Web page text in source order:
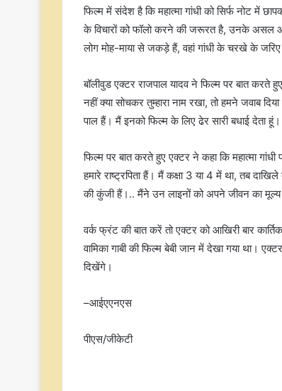
फिल्म में संदेश है कि महात्मा गांधी को सिर्फ नोट में
के विचारों को फॉलो करने की जरूरत है, उनके असल
लोग मोह-माया से जकड़े हैं, वहां गांधी के चरखे के
बॉलीवुड एक्टर राजपाल यादव ने फिल्म पर बात करते
नहीं क्या सोचकर तुम्हारा नाम रखा, तो हमने जवाब
पाल हैं। मैं इनको फिल्म के लिए ढेर सारी बधाई देता हूं।
फिल्म पर बात करते हुए एक्टर ने कहा कि महात्मा
हमारे राष्ट्रपिता हैं। मैं कक्षा 3 या 4 में था, तब
की कुंजी हैं।.. मैंने उन लाइनों को अपने जीवन का
वर्क फ्रंट की बात करें तो एक्टर को आखिरी बार
वामिका गाबी की फिल्म बेबी जान में देखा गया था।
दिखेंगे।
–आईएएनएस
पीएस/जीकेटी